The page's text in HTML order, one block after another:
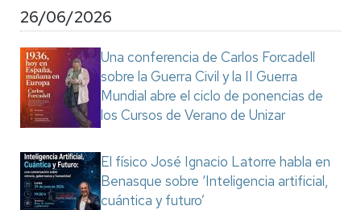
26/06/2026
Una conferencia de Carlos Forcadell
sobre la Guerra Civil y la II Guerra
Mundial abre el ciclo de ponencias de
los Cursos de Verano de Unizar
El físico José Ignacio Latorre habla en
Benasque sobre ‘Inteligencia artificial,
cuántica y futuro’